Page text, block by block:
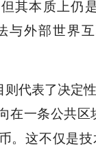
其本质上仍
与外部世界
代表了决定
在一条公共区
。这不仅是